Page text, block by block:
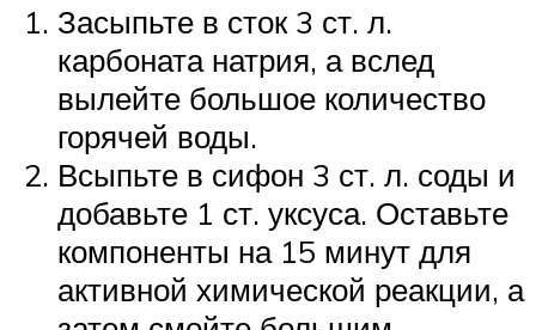
Засыпьте в сток 3 ст. л.
карбоната натрия, а вслед
вылейте большое количество
горячей воды.
Всыпьте в сифон 3 ст. л. соды и
добавьте 1 ст. уксуса. Оставьте
компоненты на 15 минут для
активной химической реакции, а